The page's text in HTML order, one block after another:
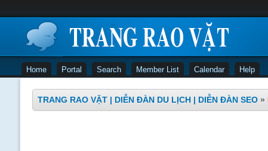
Home Portal Search Member List Calendar Help
TRANG RAO VẶT | DIỄN ĐÀN DU LỊCH | DIỄN ĐÀN SEO »